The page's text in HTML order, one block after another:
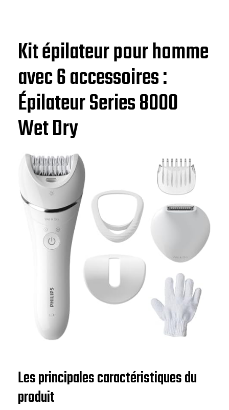
Kit épilateur pour homme
avec 6 accessoires :
Épilateur Series 8000
Wet Dry
Les principales caractéristiques du
produit